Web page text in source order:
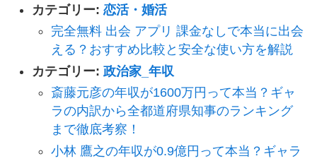
カテゴリー: 恋活・婚活
完全無料 出会 アプリ 課金なしで本当に出会
える？おすすめ比較と安全な使い方を解説
カテゴリー: 政治家_年収
斎藤元彦の年収が1600万円って本当？ギャ
ラの内訳から全都道府県知事のランキング
まで徹底考察！
小林 鷹之の年収が0.9億円って本当？ギャラ